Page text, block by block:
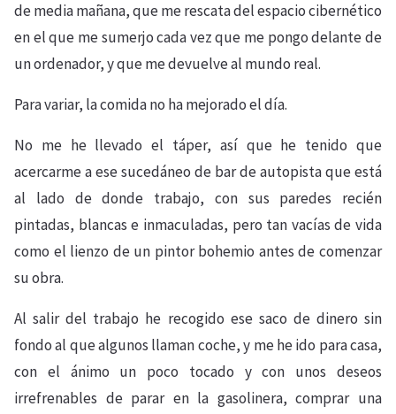
de media mañana, que me rescata del espacio cibernético
en el que me sumerjo cada vez que me pongo delante de
un ordenador, y que me devuelve al mundo real.
Para variar, la comida no ha mejorado el día.
No me he llevado el táper, así que he tenido que
acercarme a ese sucedáneo de bar de autopista que está
al lado de donde trabajo, con sus paredes recién
pintadas, blancas e inmaculadas, pero tan vacías de vida
como el lienzo de un pintor bohemio antes de comenzar
su obra.
Al salir del trabajo he recogido ese saco de dinero sin
fondo al que algunos llaman coche, y me he ido para casa,
con el ánimo un poco tocado y con unos deseos
irrefrenables de parar en la gasolinera, comprar una